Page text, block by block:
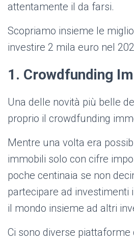
attentamente il da farsi.
Scopriamo insieme le
investire 2 mila euro nel
1. Crowdfunding
Una delle novità più belle
proprio il crowdfunding
Mentre una volta era
immobili solo con cifre
poche centinaia se non
partecipare ad investimenti
il mondo insieme ad altri
Ci sono diverse